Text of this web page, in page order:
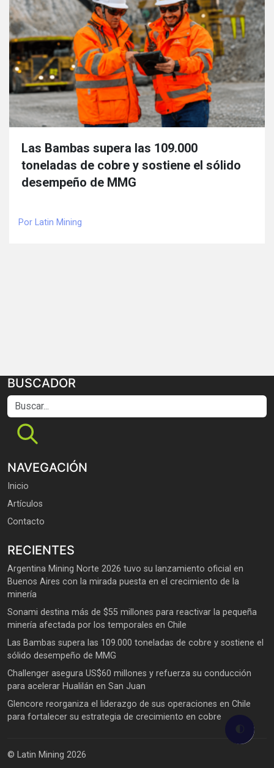
Las Bambas supera las 109.000
toneladas de cobre y sostiene el sólido
desempeño de MMG
Por Latin Mining
BUSCADOR
Buscar...
NAVEGACIÓN
Inicio
Artículos
Contacto
RECIENTES
Argentina Mining Norte 2026 tuvo su lanzamiento oficial en
Buenos Aires con la mirada puesta en el crecimiento de la
minería
Sonami destina más de $55 millones para reactivar la pequeña
minería afectada por los temporales en Chile
Las Bambas supera las 109.000 toneladas de cobre y sostiene el
sólido desempeño de MMG
Challenger asegura US$60 millones y refuerza su conducción
para acelerar Hualilán en San Juan
Glencore reorganiza el liderazgo de sus operaciones en Chile
para fortalecer su estrategia de crecimiento en cobre
© Latin Mining 2026